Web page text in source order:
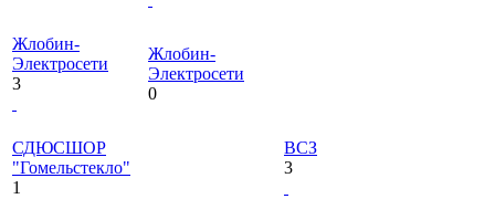
Жлобин-
Электросети
3
Жлобин-
Электросети
0
СДЮСШОР
"Гомельстекло"
1
ВСЗ
3